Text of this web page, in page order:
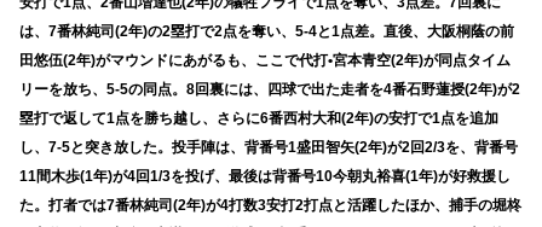
は、7番林純司(2年)の2塁打で2点を奪い、5-4と1点差。直後、大阪桐蔭の前
田悠伍(2年)がマウンドにあがるも、ここで代打•宮本青空(2年)が同点タイム
リーを放ち、5-5の同点。8回裏には、四球で出た走者を4番石野蓮授(2年)が2
塁打で返して1点を勝ち越し、さらに6番西村大和(2年)の安打で1点を追加
し、7-5と突き放した。投手陣は、背番号1盛田智矢(2年)が2回2/3を、背番号
11間木歩(1年)が4回1/3を投げ、最後は背番号10今朝丸裕喜(1年)が好救援し
た。打者では7番林純司(2年)が4打数3安打2打点と活躍したほか、捕手の堀柊